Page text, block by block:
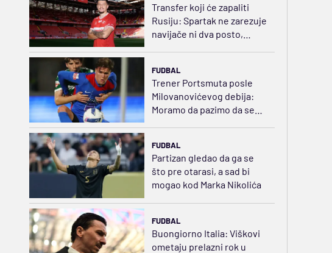
Transfer koji će zapaliti
Rusiju: Spartak ne zarezuje
navijače ni dva posto,
FUDBAL
Trener Portsmuta posle
Milovanovićevog debija:
Moramo da pazimo da se
FUDBAL
Partizan gledao da ga se
što pre otarasi, a sad bi
mogao kod Marka Nikolića
FUDBAL
Buongiorno Italia: Viškovi
ometaju prelazni rok u